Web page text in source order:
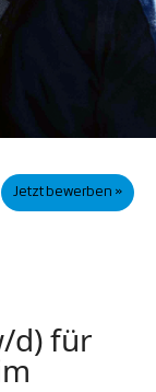
Jetzt bewerben »
d) für